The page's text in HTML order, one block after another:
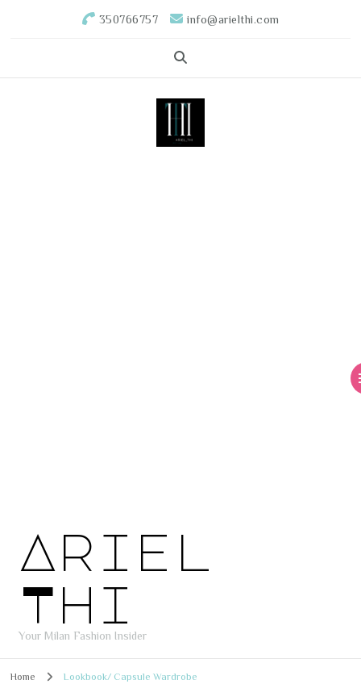
350766757 info@arielthi.com
Ariel
Thi
Your Milan Fashion Insider
Home Lookbook/ Capsule Wardrobe